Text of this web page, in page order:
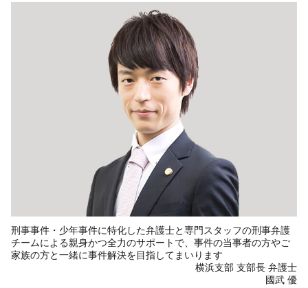
刑事事件・少年事件に特化した弁護士と専門スタッフの刑事弁護
チームによる親身かつ全力のサポートで、事件の当事者の方やご
家族の方と一緒に事件解決を目指してまいります
横浜支部 支部長 弁護士
國武 優